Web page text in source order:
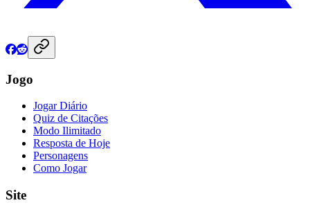
Jogo
Jogar Diário
Quiz de Citações
Modo Ilimitado
Resposta de Hoje
Personagens
Como Jogar
Site